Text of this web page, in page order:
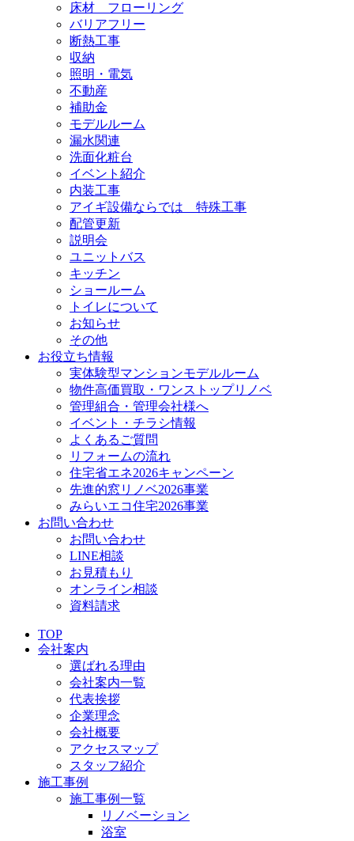
床材 フローリング
バリアフリー
断熱工事
収納
照明・電気
不動産
補助金
モデルルーム
漏水関連
洗面化粧台
イベント紹介
内装工事
アイギ設備ならでは 特殊工事
配管更新
説明会
ユニットバス
キッチン
ショールーム
トイレについて
お知らせ
その他
お役立ち情報
実体験型マンションモデルルーム
物件高価買取・ワンストップリノベ
管理組合・管理会社様へ
イベント・チラシ情報
よくあるご質問
リフォームの流れ
住宅省エネ2026キャンペーン
先進的窓リノベ2026事業
みらいエコ住宅2026事業
お問い合わせ
お問い合わせ
LINE相談
お見積もり
オンライン相談
資料請求
TOP
会社案内
選ばれる理由
会社案内一覧
代表挨拶
企業理念
会社概要
アクセスマップ
スタッフ紹介
施工事例
施工事例一覧
リノベーション
浴室